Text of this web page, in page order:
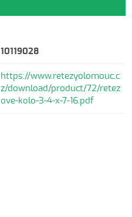
10119028
https://www.retezyolomouc.c
z/download/product/72/retez
ove-kolo-3-4-x-7-16.pdf